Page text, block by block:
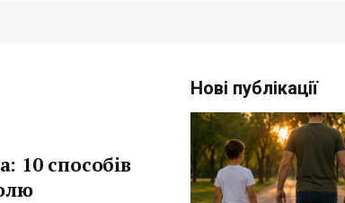
10 способів
Нові публікації